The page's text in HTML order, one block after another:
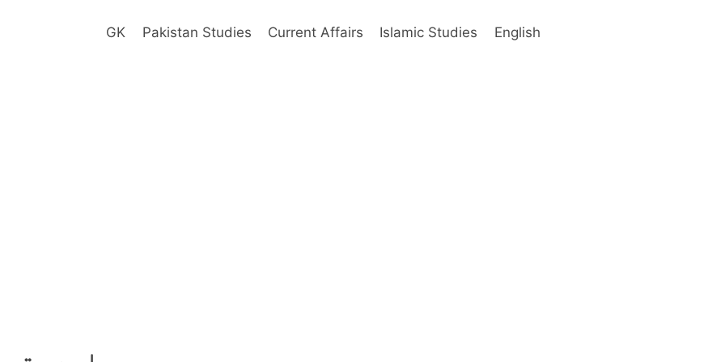
GK Pakistan Studies Current Affairs Islamic Studies English